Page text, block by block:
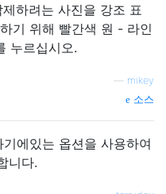
하려는 사진을 강조 표
기 위해 빨간색 원 - 라인
누르십시오.
mikey
소스
에있는 옵션을 사용하여
니다.